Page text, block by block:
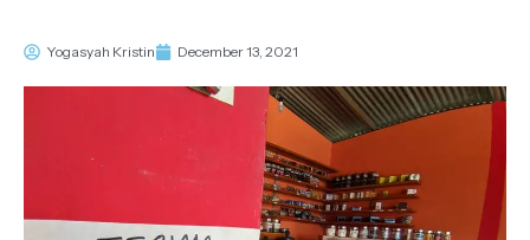
Yogasyah Kristin December 13, 2021